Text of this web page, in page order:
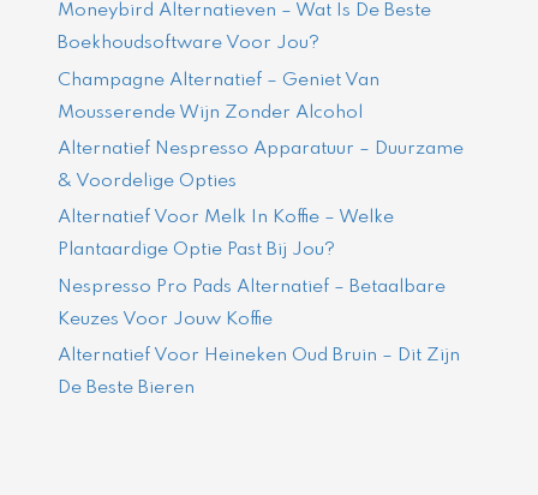
Moneybird Alternatieven – Wat Is De Beste
Boekhoudsoftware Voor Jou?
Champagne Alternatief – Geniet Van
Mousserende Wijn Zonder Alcohol
Alternatief Nespresso Apparatuur – Duurzame
& Voordelige Opties
Alternatief Voor Melk In Koffie – Welke
Plantaardige Optie Past Bij Jou?
Nespresso Pro Pads Alternatief – Betaalbare
Keuzes Voor Jouw Koffie
Alternatief Voor Heineken Oud Bruin – Dit Zijn
De Beste Bieren